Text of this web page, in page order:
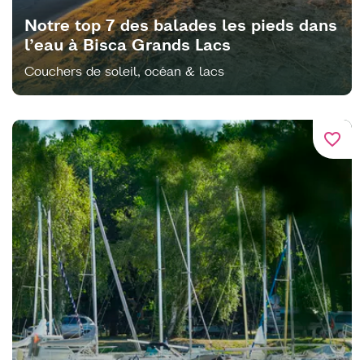
Notre top 7 des balades les pieds dans
l’eau à Bisca Grands Lacs
Couchers de soleil, océan & lacs
favorite_border